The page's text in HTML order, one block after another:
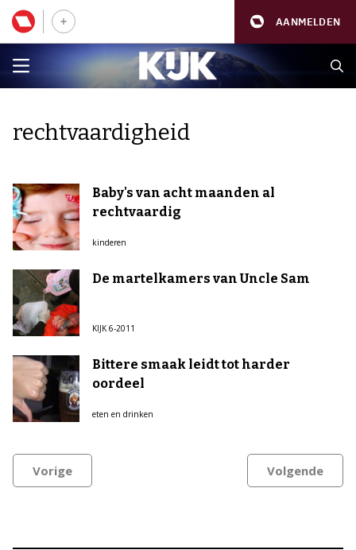
AANMELDEN
rechtvaardigheid
Baby's van acht maanden al
rechtvaardig
kinderen
De martelkamers van Uncle Sam
KIJK 6-2011
Bittere smaak leidt tot harder
oordeel
eten en drinken
Vorige Volgende